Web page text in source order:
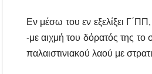
Εν μέσω του εν εξελίξει
-με αιχμή του δόρατός της το
παλαιστινιακού λαού με